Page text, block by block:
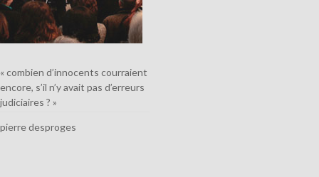
« combien d’innocents courraient
encore, s’il n’y avait pas d’erreurs
judiciaires ? »
pierre desproges